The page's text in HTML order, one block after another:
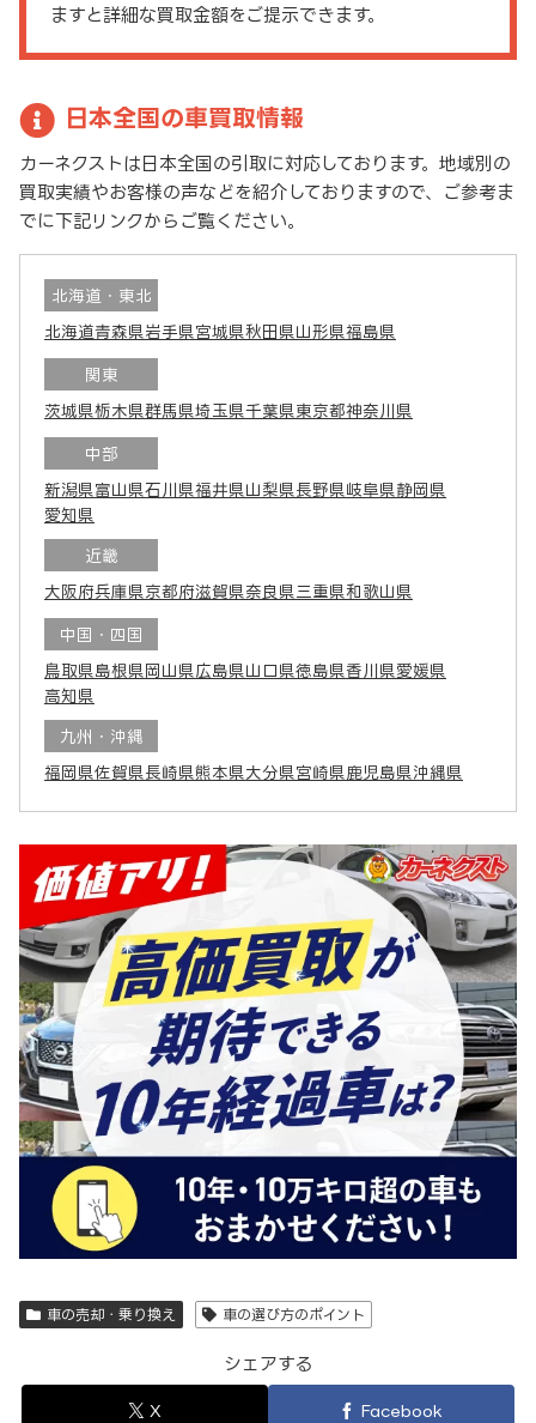
ますと詳細な買取金額をご提示できます。
日本全国の車買取情報
カーネクストは日本全国の引取に対応しております。地域別の
買取実績やお客様の声などを紹介しておりますので、ご参考ま
でに下記リンクからご覧ください。
北海道・東北
北海道青森県岩手県宮城県秋田県山形県福島県
関東
茨城県栃木県群馬県埼玉県千葉県東京都神奈川県
中部
新潟県富山県石川県福井県山梨県長野県岐阜県静岡県
愛知県
近畿
大阪府兵庫県京都府滋賀県奈良県 三重県和歌山県
中国・四国
鳥取県島根県岡山県広島県山口県徳島県香川県愛媛県
高知県
九州・沖縄
福岡県佐賀県長崎県熊本県大分県宮崎県鹿児島県沖縄県
車の売却・乗り換え 車の選び方のポイント
シェアする
X Facebook